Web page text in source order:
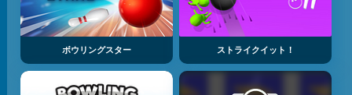
ボウリングスター ストライクイット！